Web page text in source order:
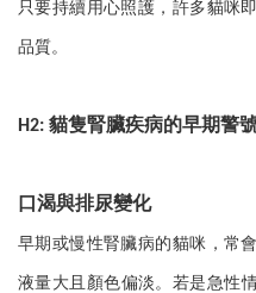
只要持續用心照護，許多貓咪
品質。
H2: 貓隻腎臟疾病的早期警
口渴與排尿變化
早期或慢性腎臟病的貓咪，常
液量大且顏色偏淡。若是急性